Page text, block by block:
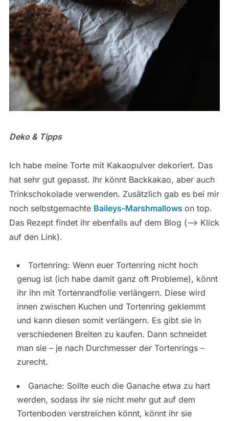
Deko & Tipps
Ich habe meine Torte mit Kakaopulver dekoriert. Das
hat sehr gut gepasst. Ihr könnt Backkakao, aber auch
Trinkschokolade verwenden. Zusätzlich gab es bei mir
noch selbstgemachte Baileys-Marshmallows on top.
Das Rezept findet ihr ebenfalls auf dem Blog (–> Klick
auf den Link).
Tortenring: Wenn euer Tortenring nicht hoch
genug ist (ich habe damit ganz oft Probleme), könnt
ihr ihn mit Tortenrandfolie verlängern. Diese wird
innen zwischen Kuchen und Tortenring geklemmt
und kann diesen somit verlängern. Es gibt sie in
verschiedenen Breiten zu kaufen. Dann schneidet
man sie – je nach Durchmesser der Tortenrings –
zurecht.
Ganache: Sollte euch die Ganache etwa zu hart
werden, sodass ihr sie nicht mehr gut auf dem
Tortenboden verstreichen könnt, könnt ihr sie